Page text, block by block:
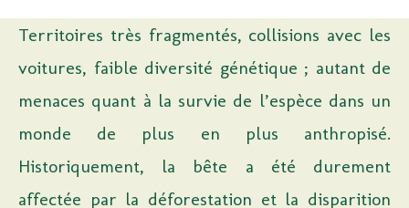
Territoires très fragmentés, collisions avec les
voitures, faible diversité génétique ; autant de
menaces quant à la survie de l’espèce dans un
monde de plus en plus anthropisé.
Historiquement, la bête a été durement
affectée par la déforestation et la disparition